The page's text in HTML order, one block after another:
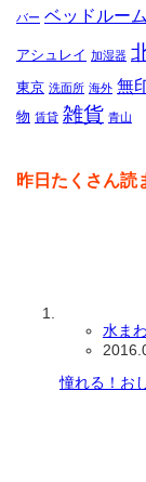
バー ベッドルーム
アシュレイ 加湿器
東京 洗面所 海外 無
物 賃貸 雑貨 青山
昨日たくさん読
水ま
憧れる！お